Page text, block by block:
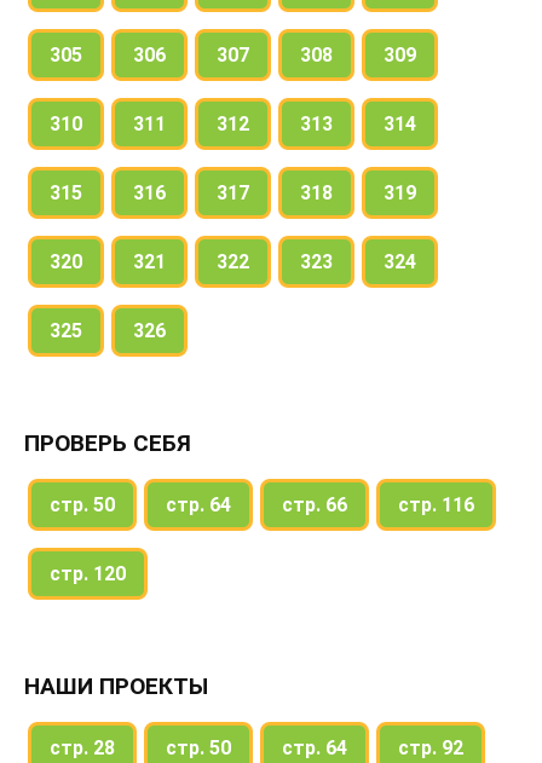
305 306 307 308 309
310 311 312 313 314
315 316 317 318 319
320 321 322 323 324
325 326
ПРОВЕРЬ СЕБЯ
стр. 50 стр. 64 стр. 66 стр. 116
стр. 120
НАШИ ПРОЕКТЫ
стр. 28 стр. 50 стр. 64 стр. 92